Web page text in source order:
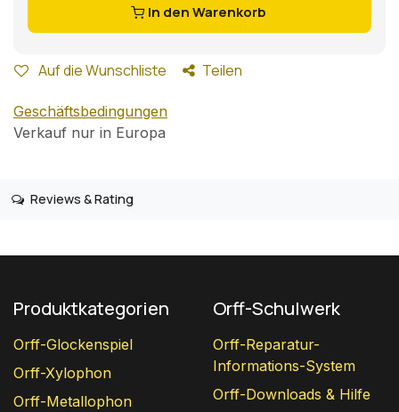
In den Warenkorb
Auf die Wunschliste Teilen
Geschäftsbedingungen
Verkauf nur in Europa
Reviews & Rating
Produktkategorien
Orff-Glockenspiel
Orff-Xylophon
Orff-Metallophon
Orff-Schulwerk
Orff-Reparatur-
Informations-System
Orff-Downloads & Hilfe